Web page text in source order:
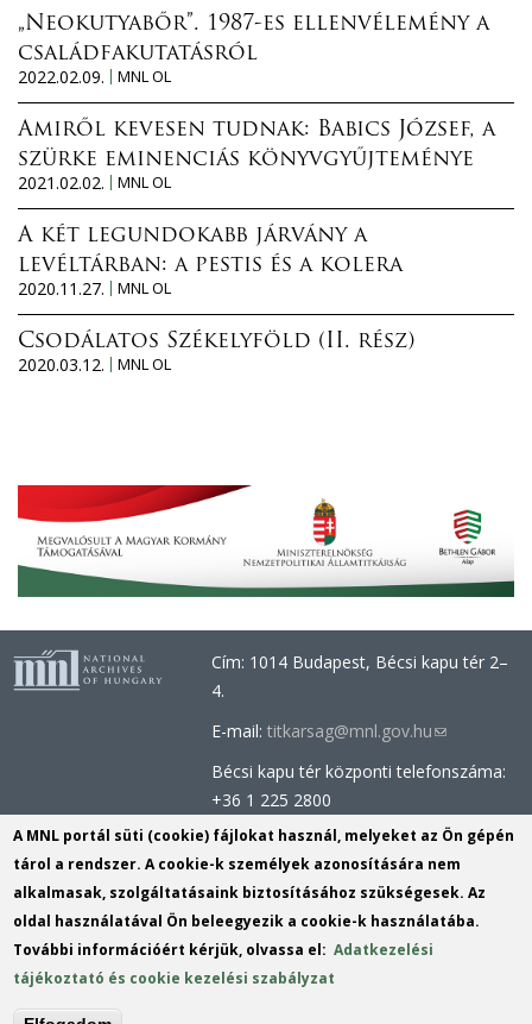
„Neokutyabőr”. 1987-es ellenvélemény a
családfakutatásról
2022.02.09.
MNL OL
Amiről kevesen tudnak: Babics József, a
szürke eminenciás könyvgyűjteménye
2021.02.02.
MNL OL
A két legundokabb járvány a
levéltárban: a pestis és a kolera
2020.11.27.
MNL OL
Csodálatos Székelyföld (II. rész)
2020.03.12.
MNL OL
Cím: 1014 Budapest, Bécsi kapu tér 2–
4.
E-mail:titkarsag@mnl.gov.hu(link
sends
mail)
Bécsi kapu tér központi telefonszáma:
+36 1 225 2800
Óbudai épület központi telefonszáma:
+36 1 437 0660
Információs Iroda (Kutatószolgálat):
info@mnl.gov.hu(link
sends
Tel.: +36 1 225 2843, +36 1 225 2844
Postacím: 1014 Budapest, Bécsi kapu
A MNL portál süti (cookie) fájlokat használ, melyeket az Ön gépén
tárol a rendszer. A cookie-k személyek azonosítására nem
alkalmasak, szolgáltatásaink biztosításához szükségesek. Az
oldal használatával Ön beleegyezik a cookie-k használatába.
További információért kérjük, olvassa el:Adatkezelési
tájékoztató és cookie kezelési szabályzat